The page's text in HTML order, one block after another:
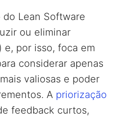
Lean Software
ou eliminar
por isso, foca em
considerar apenas
valiosas e poder
A priorização
feedback curtos,